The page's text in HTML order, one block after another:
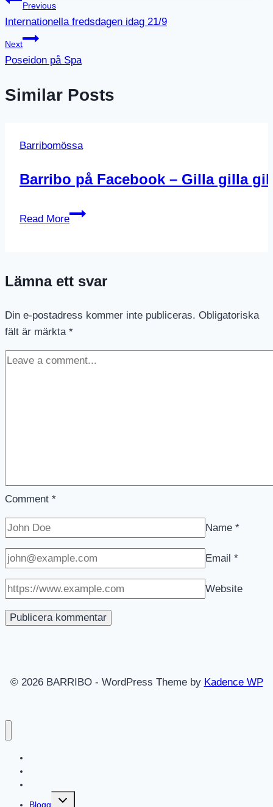
Previous
Internationella fredsdagen idag 21/9
Next
Poseidon på Spa
Similar Posts
Barribomössa
Barribo på Facebook – Gilla gilla
Read More
Barribo
Gilla
gilla!!!
Lämna ett svar
Din e-postadress kommer inte publiceras. Obligatoriska
fält är märkta *
Comment *
Name *
Email *
Website
© 2026 BARRIBO - WordPress Theme by Kadence WP
Blogg
Toggle